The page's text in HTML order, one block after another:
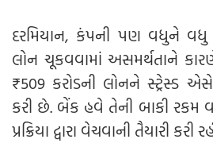
દરમિયાન, કંપની પણ વધુને વધુ
લોન ચૂકવવામાં અસમર્થતાને
₹509 કરોડની લોનને સ્ટ્રેસ્ડ
કરી છે. બેંક હવે તેની બાકી રકમ
પ્રક્રિયા દ્વારા વેચવાની તૈયારી કરી